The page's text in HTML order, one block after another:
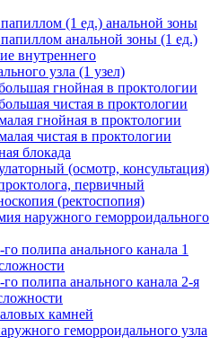
(1 ед.) анальной зоны
анальной зоны (1 ед.)
внутреннего
узла (1 узел)
гнойная в проктологии
чистая в проктологии
гнойная в проктологии
чистая в проктологии
блокада
(осмотр, консультация)
первичный
(ректоспопия)
наружного геморроидального
полипа анального канала 1
полипа анального канала 2-я
камней
геморроидального узла